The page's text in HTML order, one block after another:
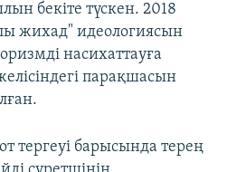
бекіте түскен. 2018
жихад" идеологиясын
насихаттауға
парақшасын
тергеуі барысында терең